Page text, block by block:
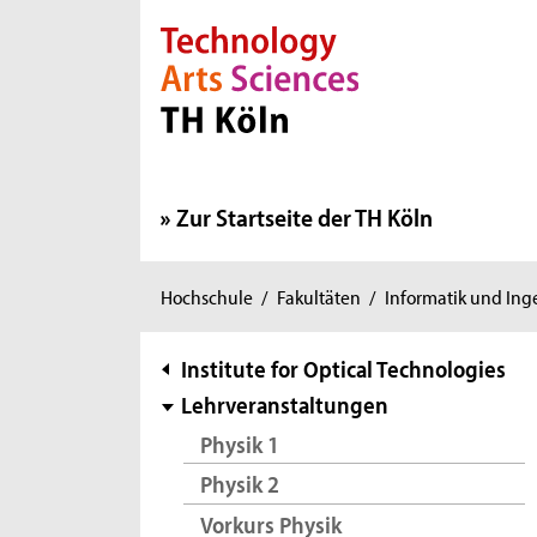
Direkt zur Hauptnavigation
Direkt zur Subnavigation
Direkt zum Inhalt
Direkt zum Fußbereich
Zur Startseite der TH Köln
Sie
hier:
Hochschule / Fakultäten / Informatik und
Subnavigation
Institute for Optical Technologies
Lehrveranstaltungen
Physik 1
Physik 2
Vorkurs Physik